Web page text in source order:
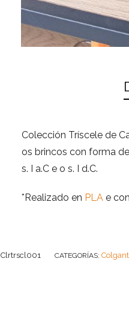
Colección Tríscele de
os brincos con forma
s. I a.C e o s. I d.C.
*Realizado en PLA e
Clrtrscl001 CATEGORÍAS: